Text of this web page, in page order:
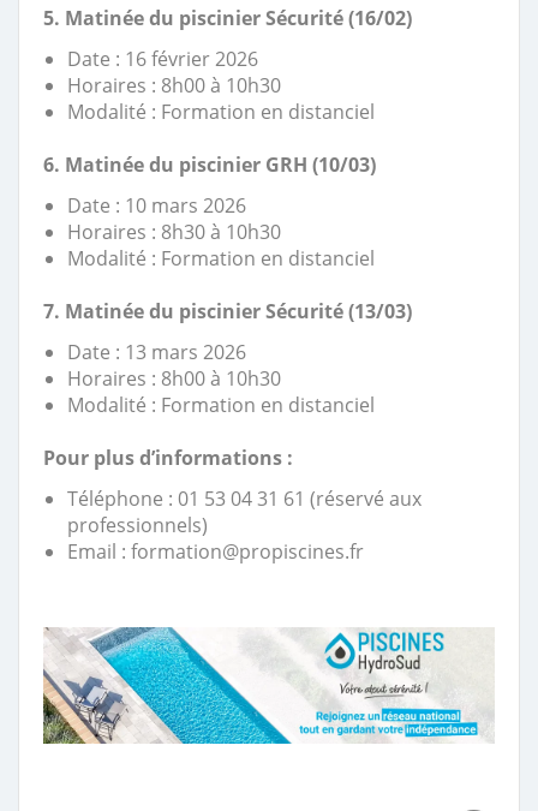
5. Matinée du piscinier Sécurité (16/02)
Date : 16 février 2026
Horaires : 8h00 à 10h30
Modalité : Formation en distanciel
6. Matinée du piscinier GRH (10/03)
Date : 10 mars 2026
Horaires : 8h30 à 10h30
Modalité : Formation en distanciel
7. Matinée du piscinier Sécurité (13/03)
Date : 13 mars 2026
Horaires : 8h00 à 10h30
Modalité : Formation en distanciel
Pour plus d’informations :
Téléphone : 01 53 04 31 61 (réservé aux
professionnels)
Email : formation@propiscines.fr